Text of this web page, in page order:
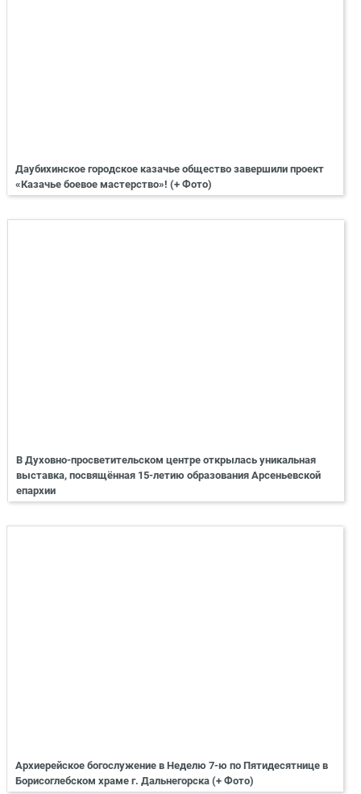
Даубихинское городское казачье общество завершили проект
«Казачье боевое мастерство»! (+ Фото)
В Духовно-просветительском центре открылась уникальная
выставка, посвящённая 15-летию образования Арсеньевской
епархии
Архиерейское богослужение в Неделю 7-ю по Пятидесятнице в
Борисоглебском храме г. Дальнегорска (+ Фото)